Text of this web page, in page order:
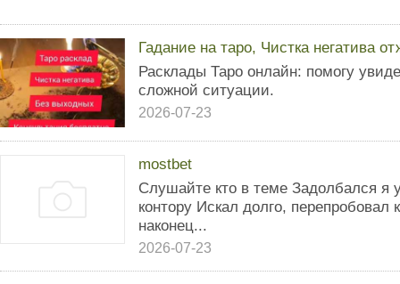
Гадание на таро, Чистка негатива
Расклады Таро онлайн: помогу
сложной ситуации.
2026-07-23
mostbet
Слушайте кто в теме Задолбался я
контору Искал долго,
наконец...
2026-07-23